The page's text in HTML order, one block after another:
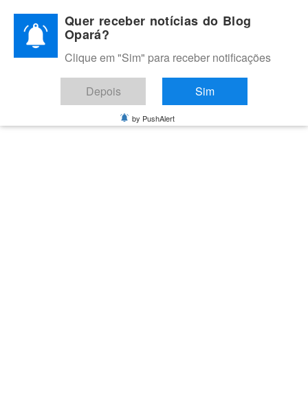
content
BLOG OPARÁ
Melhores notícias de Juazeiro, Petrolina e do Vale do São
Francisco
Quer receber notícias do Blog
Opará?
Clique em "Sim" para receber notificações
Depois Sim
by PushAlert